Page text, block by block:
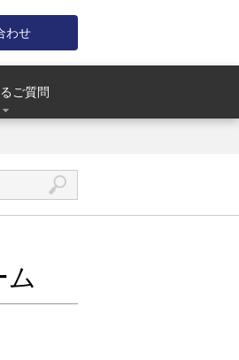
わせ
ご質問
ム